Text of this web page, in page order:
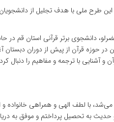
این طرح ملی با هدف تجلیل از
دانشجوی برتر قرآنی استان قم در
در حوزه قرآن از پیش از دوران
و آشنایی با ترجمه و مفاهیم را دنبال
می‌شد، با لطف الهی و همراهی
حدیث به تحصیل پرداختم و موفق به